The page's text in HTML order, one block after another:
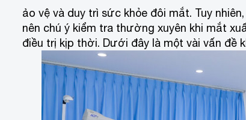
ảo vệ và duy trì sức khỏe đôi mắt. Tuy
nên chú ý kiểm tra thường xuyên khi mắt
điều trị kịp thời. Dưới đây là một vài vấn đề